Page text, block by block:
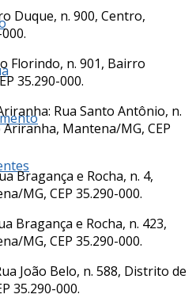
Duque, n. 900, Centro,
Florindo, n. 901, Bairro
35.290-000.
Rua Santo Antônio, n.
Mantena/MG, CEP
Bragança e Rocha, n. 4,
MG, CEP 35.290-000.
Bragança e Rocha, n. 423,
MG, CEP 35.290-000.
João Belo, n. 588, Distrito de
35.290-000.